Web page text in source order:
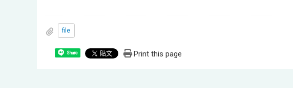
file
Share Print this page